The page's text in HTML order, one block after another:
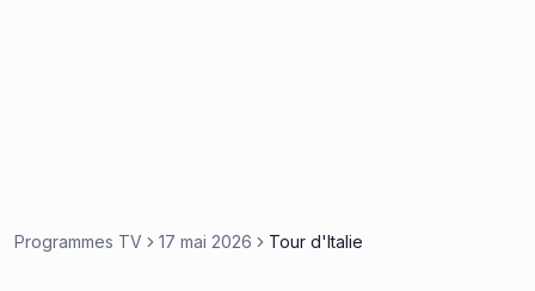
Programmes TV 17 mai 2026 Tour d'Italie